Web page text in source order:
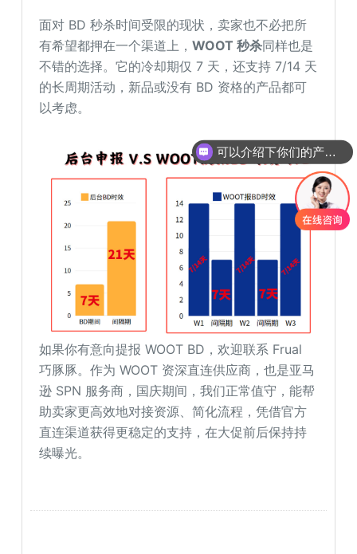
面对 BD 秒杀时间受限的现状，卖家也不必把所
有希望都押在一个渠道上，WOOT 秒杀同样也是
不错的选择。它的冷却期仅 7 天，还支持 7/14 天
的长周期活动，新品或没有 BD 资格的产品都可
以考虑。
如果你有意向提报 WOOT BD，欢迎联系 Frual
巧豚豚。作为 WOOT 资深直连供应商，也是亚马
逊 SPN 服务商，国庆期间，我们正常值守，能帮
助卖家更高效地对接资源、简化流程，凭借官方
直连渠道获得更稳定的支持，在大促前后保持持
续曝光。
可以介绍下你们的产品么
你们是怎么收费的呢